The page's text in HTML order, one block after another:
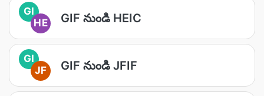
GI
HE
GIF నుండి HEIC
GI
JF
GIF నుండి JFIF